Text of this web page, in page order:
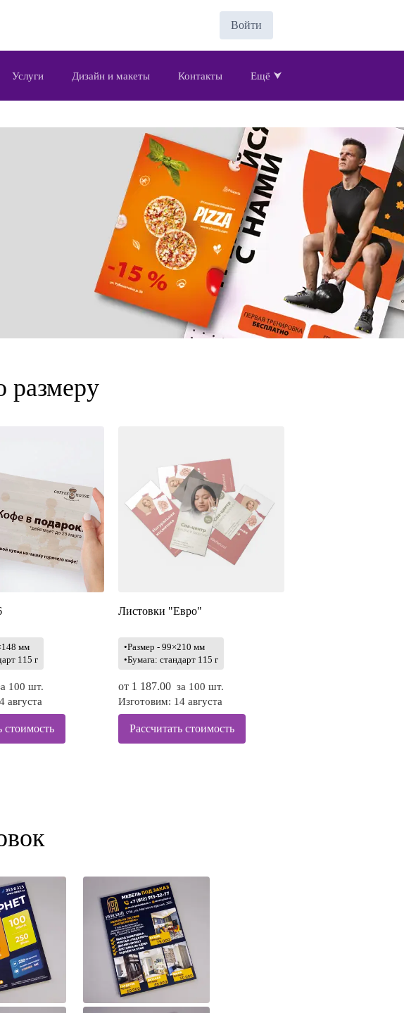
Войти
Услуги Дизайн и макеты Контакты Ещё ⮟
размеру
мм
115 г
100 шт.
августа
стоимость
Листовки "Евро"
•Размер - 99×210 мм
•Бумага: стандарт 115 г
от 1 187.00 за 100 шт.
Изготовим: 14 августа
Рассчитать стоимость